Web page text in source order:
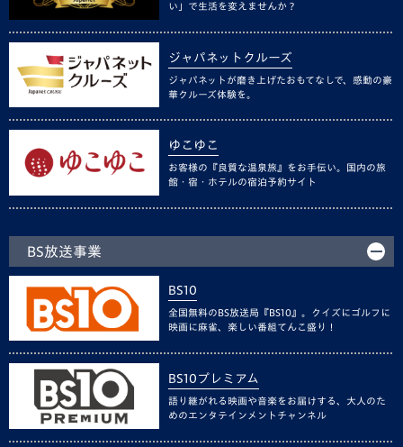
い」で生活を変えませんか？
ジャパネットクルーズ
ジャパネットが磨き上げたおもてなしで、感動の豪
華クルーズ体験を。
ゆこゆこ
お客様の『良質な温泉旅』をお手伝い。国内の旅
館・宿・ホテルの宿泊予約サイト
BS放送事業
BS10
全国無料のBS放送局『BS10』。クイズにゴルフに
映画に麻雀、楽しい番組てんこ盛り！
BS10プレミアム
語り継がれる映画や音楽をお届けする、大人のた
めのエンタテインメントチャンネル